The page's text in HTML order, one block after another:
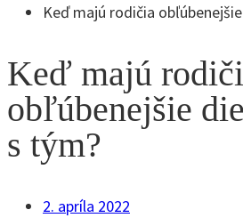
Keď majú rodičia
Keď majú
obľúbenejšie
s tým?
2. apríla 2022